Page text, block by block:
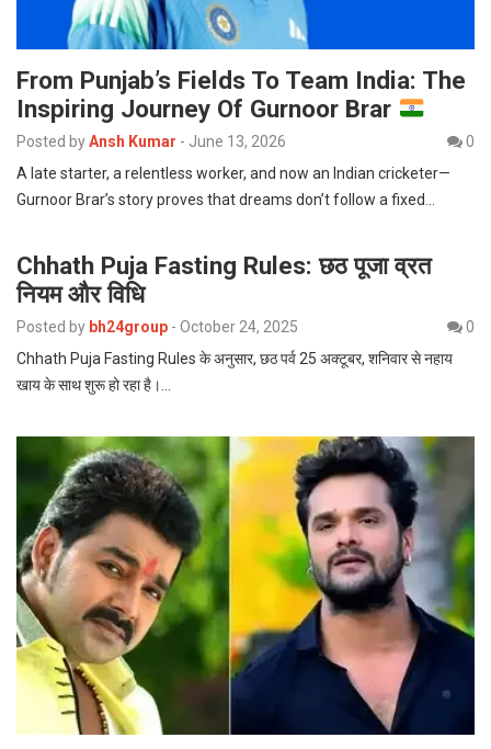
From Punjab’s Fields To Team India: The
Inspiring Journey Of Gurnoor Brar
Posted byAnsh Kumar - June 13, 2026
0
A late starter, a relentless worker, and now an Indian cricketer—
Gurnoor Brar’s story proves that dreams don’t follow a fixed…
Chhath Puja Fasting Rules: छठ पूजा व्रत
नियम और विधि
Posted by bh24group - October 24, 2025
0
Chhath Puja Fasting Rules के अनुसार, छठ पर्व 25 अक्टूबर, शनिवार से नहाय
खाय के साथ शुरू हो रहा है।…